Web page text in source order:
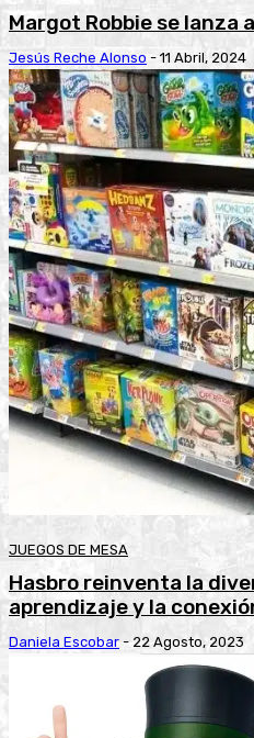
Margot Robbie se lanza
Jesús Reche Alonso - 11 Abril, 2024
JUEGOS DE MESA
Hasbro reinventa la
aprendizaje y la
Daniela Escobar - 22 Agosto, 2023